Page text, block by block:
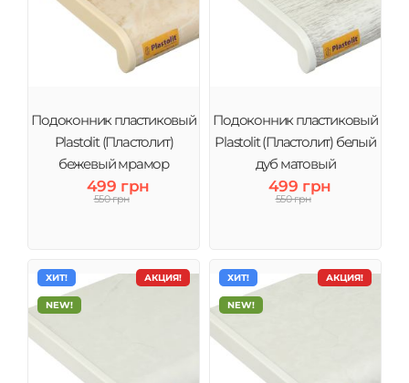
Подоконник пластиковый
Plastolit (Пластолит)
бежевый мрамор
499 грн
550 грн
Подоконник пластиковый
Plastolit (Пластолит) белый
дуб матовый
499 грн
550 грн
АКЦИЯ!
ХИТ!
NEW!
АКЦИЯ!
ХИТ!
NEW!